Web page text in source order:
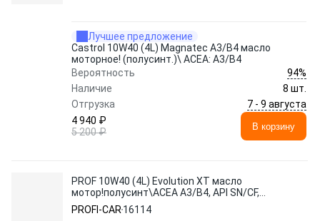
Лучшее предложение
Castrol 10W40 (4L) Magnatec A3/B4 масло
моторное! (полусинт.)\ ACEA: A3/B4
Вероятность
94%
Наличие
8 шт.
Отгрузка
7 - 9 августа
4 940 ₽
5 200 ₽
В корзину
PROF 10W40 (4L) Evolution XT масло
мотор!полусинт\ACEA A3/B4, API SN/CF,
MB 229.3, VW 502 00/505 00
PROFI-CAR 16114